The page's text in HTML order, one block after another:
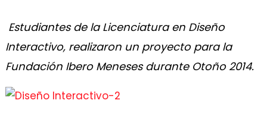
Estudiantes de la Licenciatura en Diseño
Interactivo, realizaron un proyecto para la
Fundación Ibero Meneses durante Otoño 2014.